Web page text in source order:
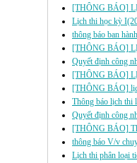
[THÔNG BÁO]
Lịch thi học kỳ
thông báo ban
[THÔNG BÁO]
Quyết định công
[THÔNG BÁO]
[THÔNG BÁO]
Thông báo lịch thi
Quyết định công
[THÔNG BÁO]
thông báo V/v
Lịch thi phân loại